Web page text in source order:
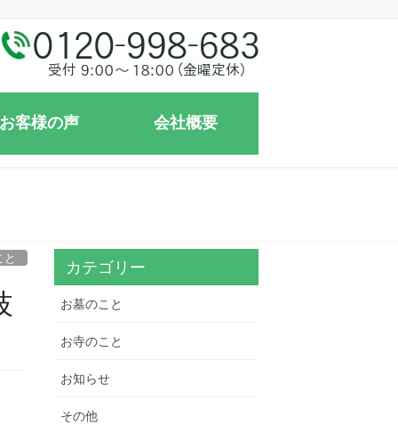
お客様の声 会社概要
と
カテゴリー
お墓のこと
お寺のこと
お知らせ
その他